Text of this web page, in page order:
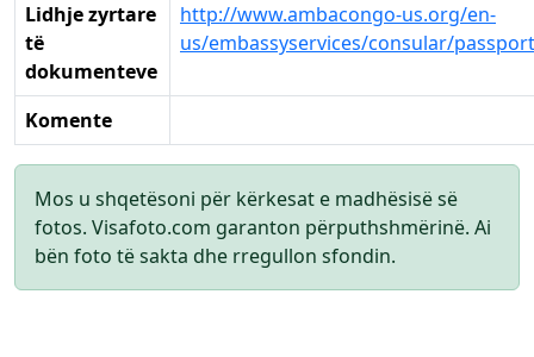
Lidhje zyrtare
të
dokumenteve
http://www.ambacongo-us.org/en-
us/embassyservices/consular/
Komente
Mos u shqetësoni për kërkesat e madhësisë së
fotos. Visafoto.com garanton përputhshmërinë. Ai
bën foto të sakta dhe rregullon sfondin.